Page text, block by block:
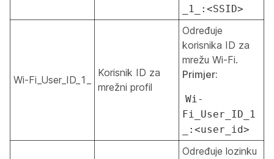
_1_:<SSID>
Wi-Fi_User_ID_1_
Korisnik ID za
mrežni profil
Određuje
korisnika ID za
mrežu Wi-Fi.
Primjer:
Wi-
Fi_User_ID_1
_:<user_id>
Određuje lozinku